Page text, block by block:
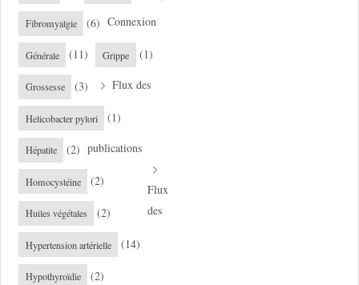
Fibromyalgie (6)
Générale (11) Grippe (1)
Grossesse (3)
Helicobacter pylori (1)
Hépatite (2)
Homocystéine (2)
Huiles végétales (2)
Hypertension artérielle (14)
Hypothyroïdie (2)
Connexion
Flux des
publications
Flux
des